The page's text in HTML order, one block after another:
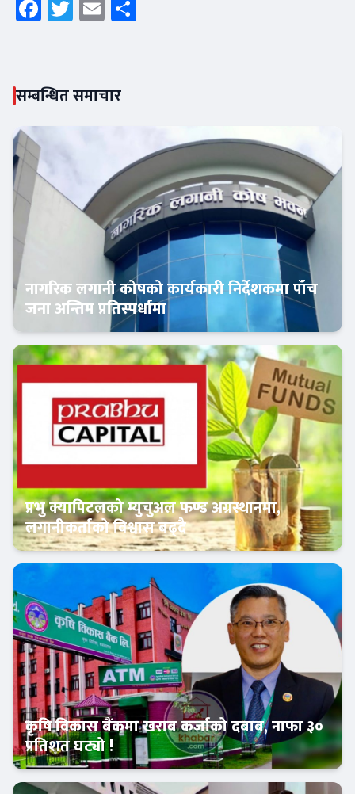
Facebook
Twitter
Email
सम्बन्धित समाचार
Banner News
नागरिक लगानी कोषको कार्यकारी निर्देशकमा पाँच
जना अन्तिम प्रतिस्पर्धामा
Banner News
प्रभु क्यापिटलको म्युचुअल फण्ड अग्रस्थानमा,
लगानीकर्ताको विश्वास बढ्दै
Banner News
कृषि विकास बैंकमा खराब कर्जाको दबाब, नाफा ३०
प्रतिशत घट्यो !